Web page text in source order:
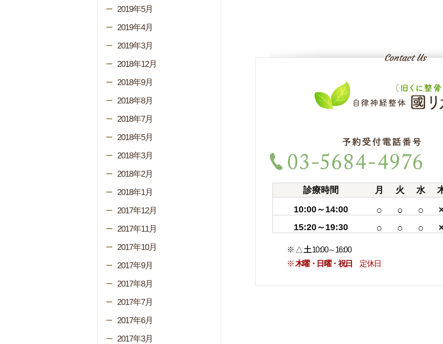
診療時間 月 火 水
10:00～14:00
○ ○ ○
15:20～19:30 ○ ○ ○
※ △ 土10:00～16:00
※木曜・日曜・祝日 定休日
2019年5月
2019年4月
2019年3月
2018年12月
2018年9月
2018年8月
2018年7月
2018年5月
2018年3月
2018年2月
2018年1月
2017年12月
2017年11月
2017年10月
2017年9月
2017年8月
2017年7月
2017年6月
2017年3月